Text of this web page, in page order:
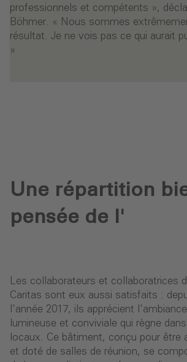
professionnels et compétents »,
Böhmer. « Nous sommes
résultat. Je ne vois pas ce qui aurait
»
Une répartition
pensée de l'
Les collaborateurs et collaboratrices
Caritas sont eux aussi satisfaits :
l'année 2017, ils apprécient
lumineuse et conviviale qui règne
locaux. Ce bâtiment, conçu pour être
et doté de salles de réunion, se